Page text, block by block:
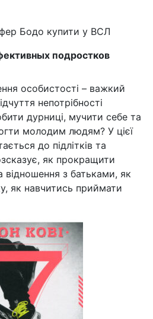
подростков
особистості – важкий
непотрібності
дурниці, мучити себе та
молодим людям? У цієї
до підлітків та
як прокращити
відношення з батьками, як
як навчитись приймати